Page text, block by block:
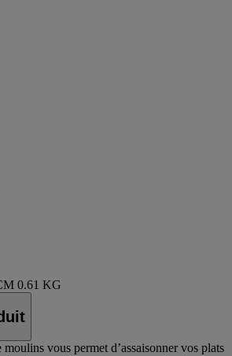
0.61 KG
vous permet d’assaisonner vos plats